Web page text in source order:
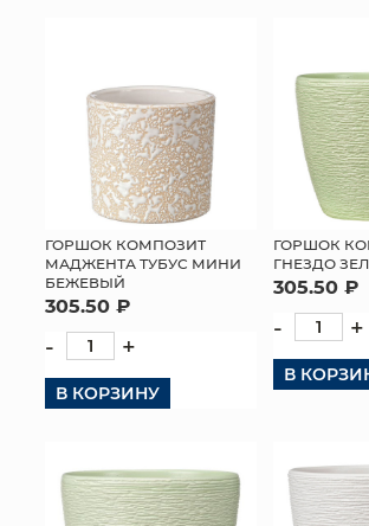
СУНДУКИ
ИСКУССТВЕННЫЕ ЦВЕТЫ
ПАКЕТЫ И СУМКИ
ТОРГОВЫЙ ЦЕНТР
ОПТОВЫМ КЛИЕНТАМ
ДОСТАВКА И ОПЛАТА
ГОРШОК КОМПОЗИТ
МАДЖЕНТА ТУБУС МИНИ
БЕЖЕВЫЙ
305.50 ₽
- +
В КОРЗИНУ
ГОРШОК
ГНЕЗДО
305.50 ₽
- +
В